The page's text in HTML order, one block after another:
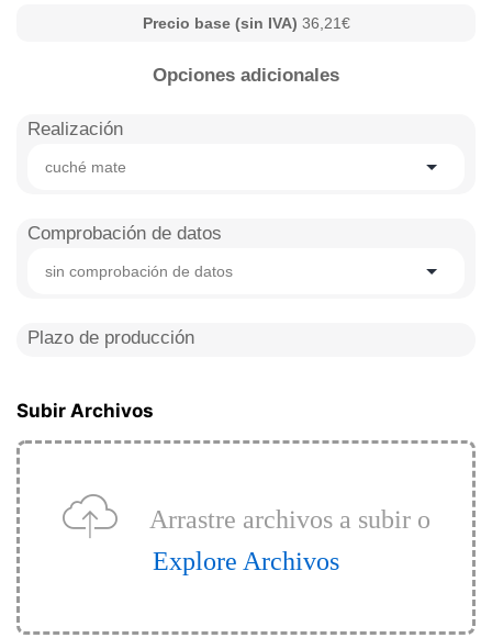
Precio base (sin IVA) 36,21€
Opciones adicionales
Realización
cuché mate
Comprobación de datos
sin comprobación de datos
Plazo de producción
Subir Archivos
Arrastre archivos a subir o
Explore Archivos